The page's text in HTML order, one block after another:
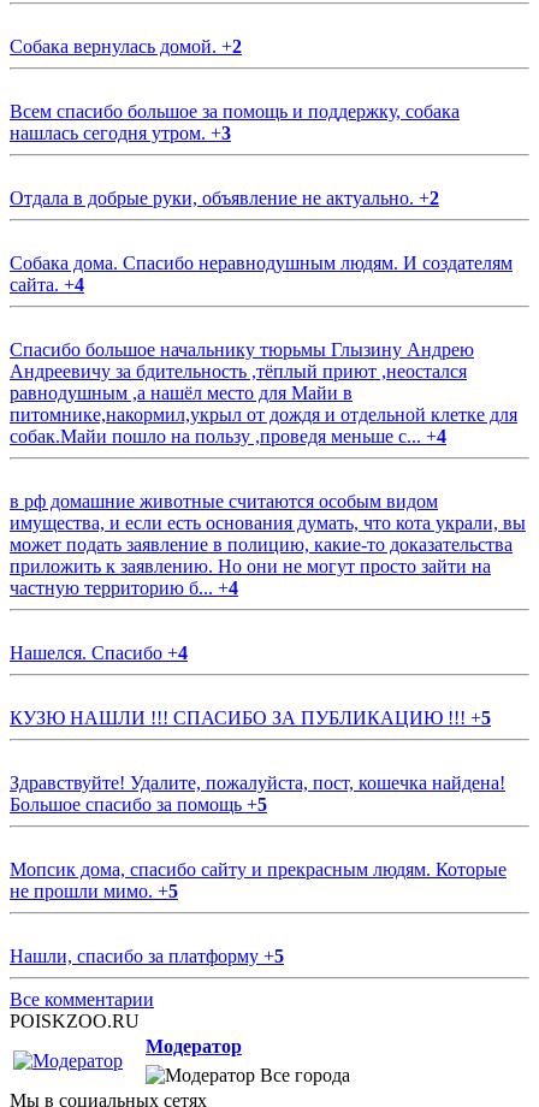
Собака вернулась домой. +2
Всем спасибо большое за помощь и поддержку, собака
нашлась сегодня утром. +3
Отдала в добрые руки, объявление не актуально. +2
Собака дома. Спасибо неравнодушным людям. И создателям
сайта. +4
Спасибо большое начальнику тюрьмы Глызину Андрею
Андреевичу за бдительность ,тёплый приют ,неостался
равнодушным ,а нашёл место для Майи в
питомнике,накормил,укрыл от дождя и отдельной клетке для
собак.Майи пошло на пользу ,проведя меньше с... +4
в рф домашние животные считаются особым видом
имущества, и если есть основания думать, что кота украли, вы
может подать заявление в полицию, какие-то доказательства
приложить к заявлению. Но они не могут просто зайти на
частную территорию б... +4
Нашелся. Спасибо +4
КУЗЮ НАШЛИ !!! СПАСИБО ЗА ПУБЛИКАЦИЮ !!! +5
Здравствуйте! Удалите, пожалуйста, пост, кошечка найдена!
Большое спасибо за помощь +5
Мопсик дома, спасибо сайту и прекрасным людям. Которые
не прошли мимо. +5
Нашли, спасибо за платформу +5
Все комментарии
POISKZOO.RU
Модератор
Все города
Мы в социальных сетях